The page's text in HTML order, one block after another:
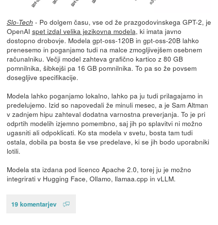
Slo-Tech - Po dolgem času, vse od že prazgodovinskega GPT-2, je
OpenAI spet izdal velika jezikovna modela, ki imata javno
dostopno drobovje. Modela gpt-oss-120B in gpt-oss-20B lahko
prenesemo in poganjamo tudi na malce zmogljivejšem osebnem
računalniku. Večji model zahteva grafično kartico z 80 GB
pomnilnika, šibkejši pa 16 GB pomnilnika. To pa so že povsem
dosegljive specifikacije.
Modela lahko poganjamo lokalno, lahko pa ju tudi prilagajamo in
predelujemo. Izid so napovedali že minuli mesec, a je Sam Altman
v zadnjem hipu zahteval dodatna varnostna preverjanja. To je pri
odprtih modelih izjemno pomembno, saj jih po splavitvi ni možno
ugasniti ali odpoklicati. Ko sta modela v svetu, bosta tam tudi
ostala, dobila pa bosta še vse predelave, ki se jih bodo uporabniki
lotili.
Modela sta izdana pod licenco Apache 2.0, torej ju je možno
integrirati v Hugging Face, Ollamo, llamaa.cpp in vLLM.
19 komentarjev